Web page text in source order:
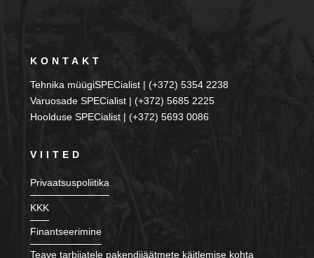
KONTAKT
Tehnika müügiSPECialist | (+372) 5354 2238
Varuosade SPECialist | (+372) 5685 2225
Hoolduse SPECialist | (+372) 5693 0086
VIITED
Privaatsuspoliitika
KKK
Finantseerimine
Teave tarbijatele pakendijäätmete käitlemise kohta